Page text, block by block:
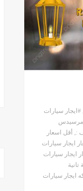
#ايجار سيارات
مرسيدس
: أقل اسعار
ايجار سيارات
ايجار سيارات
ايجار سيارات